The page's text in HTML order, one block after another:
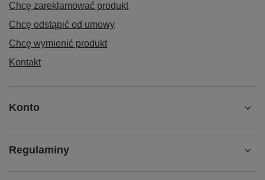
Chcę zareklamować produkt
Chcę odstąpić od umowy
Chcę wymienić produkt
Kontakt
Konto
Regulaminy